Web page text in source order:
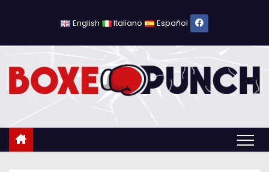
c
English Italiano Español